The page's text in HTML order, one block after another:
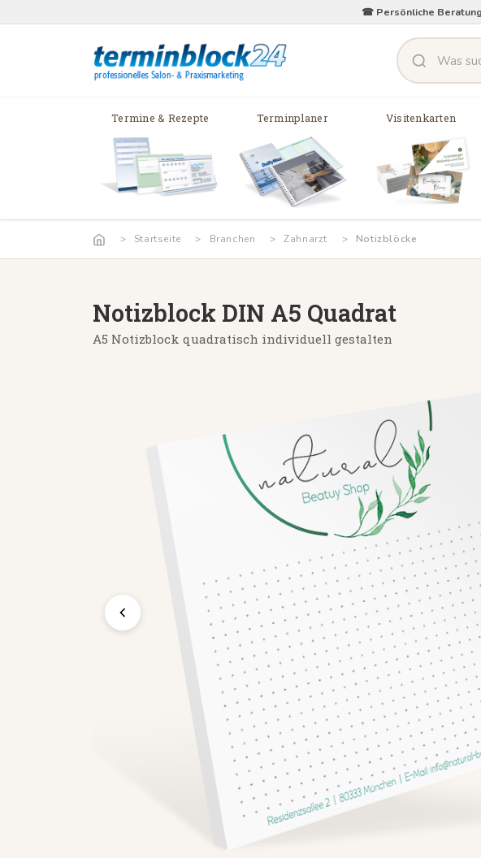
☎ Persönliche
Termine & Rezepte Terminplaner Visitenkarten
Startseite Branchen Zahnarzt Notizblöcke
Notizblock DIN A5 Quadrat
A5 Notizblock quadratisch individuell gestalten